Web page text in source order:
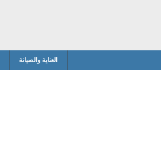
العناية والصيانة